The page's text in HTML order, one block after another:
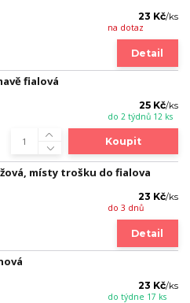
23 Kč/ks
na dotaz
Detail
fialová
25 Kč/ks
do 2 týdnů 12 ks
Koupit
místy trošku do fialova
23 Kč/ks
do 3 dnů
Detail
23 Kč/ks
do týdne 17 ks